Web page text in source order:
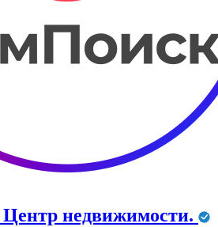
Центр недвижимости.